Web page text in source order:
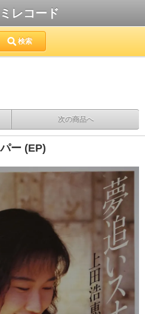
レコード
検索
次の商品へ
ー (EP)